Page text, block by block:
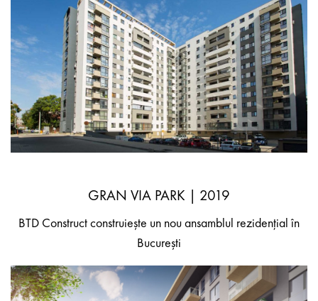
GRAN VIA PARK | 2019
BTD Construct construiește un nou ansamblul rezidențial în
București